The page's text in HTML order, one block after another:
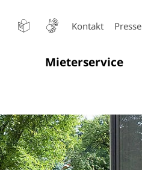
Kontakt Presse
Mieterservice